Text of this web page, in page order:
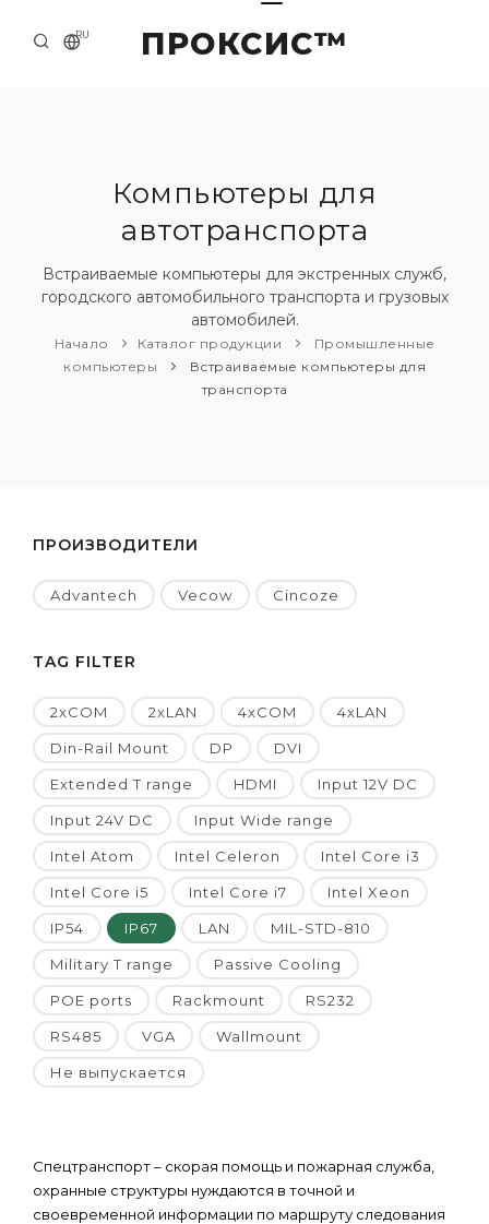
ПРОКСИС™
RU
О КОМПАНИИ
ПРИМЕРЫ И РЕШЕНИЯ
КАТАЛОГ ПРОДУКЦИИ
Компьютеры для
автотранспорта
Встраиваемые компьютеры для экстренных служб,
городского автомобильного транспорта и грузовых
автомобилей.
Начало Каталог продукции
Промышленные
компьютеры
Встраиваемые компьютеры для
транспорта
ПРОИЗВОДИТЕЛИ
Advantech Vecow Cincoze
TAG FILTER
2xCOM 2xLAN 4xCOM 4xLAN
Din-Rail Mount DP DVI
Extended T range HDMI Input 12V DC
Input 24V DC Input Wide range
Intel Atom Intel Celeron Intel Core i3
Intel Core i5 Intel Core i7 Intel Xeon
IP54 IP67 LAN MIL-STD-810
Military T range Passive Cooling
POE ports Rackmount RS232
RS485 VGA Wallmount
Не выпускается
Спецтранспорт – скорая помощь и пожарная служба,
охранные структуры нуждаются в точной и
своевременной информации по маршруту следования